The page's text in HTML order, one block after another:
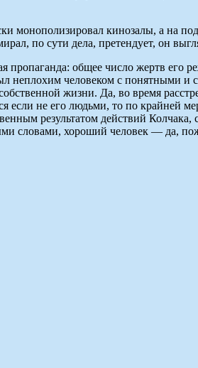
кинозалы, а на
по сути дела, претендует, он
общее число жертв его
неплохим человеком с понятными
жизни. Да, во время
не его людьми, то по крайней
результатом действий
словами, хороший человек — да,